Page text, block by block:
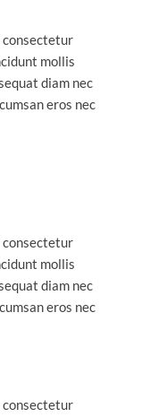
consectetur
mollis
diam nec
eros nec
consectetur
mollis
diam nec
eros nec
consectetur